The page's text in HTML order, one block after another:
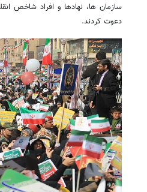
دعوت کردند.